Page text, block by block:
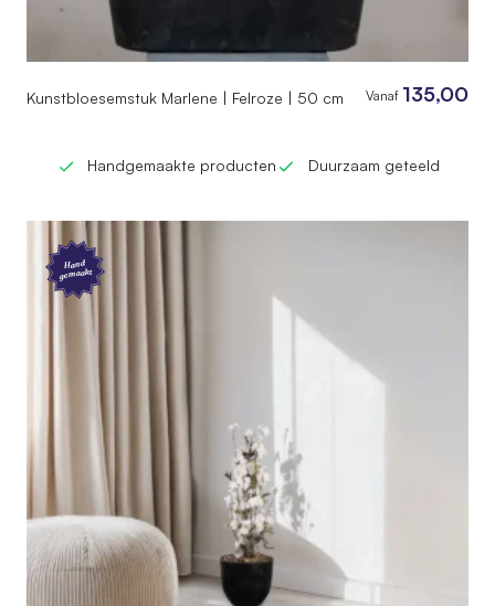
Kunstbloesemstuk Marlene | Felroze | 50 cm Vanaf 135,00
Handgemaakte producten Duurzaam geteeld
Hand
gemaakt